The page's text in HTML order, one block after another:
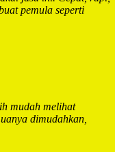
pemula seperti
mudah melihat
dimudahkan,